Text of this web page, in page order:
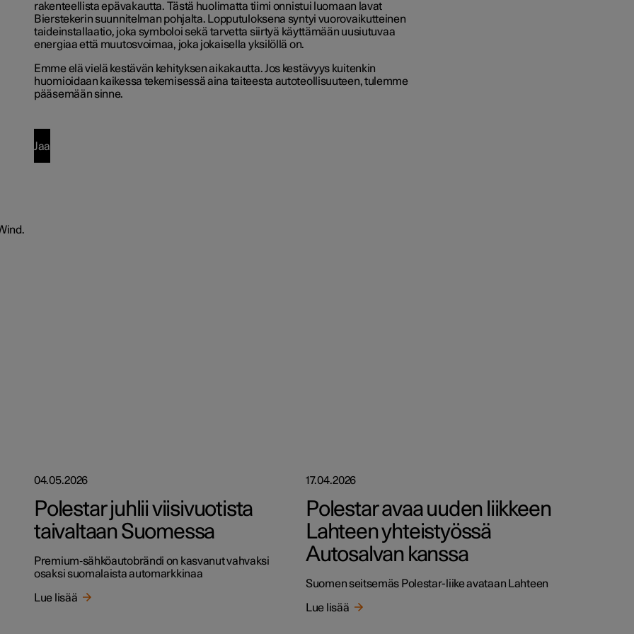
rakenteellista epävakautta. Tästä huolimatta tiimi onnistui luomaan lavat
Bierstekerin suunnitelman pohjalta. Lopputuloksena syntyi vuorovaikutteinen
taideinstallaatio, joka symboloi sekä tarvetta siirtyä käyttämään uusiutuvaa
energiaa että muutosvoimaa, joka jokaisella yksilöllä on.
Emme elä vielä kestävän kehityksen aikakautta. Jos kestävyys kuitenkin
huomioidaan kaikessa tekemisessä aina taiteesta autoteollisuuteen, tulemme
pääsemään sinne.
Jaa
04.05.2026
Polestar juhlii viisivuotista
taivaltaan Suomessa
Premium‑sähköautobrändi on kasvanut vahvaksi
osaksi suomalaista automarkkinaa
Lue lisää
17.04.2026
Polestar avaa uuden liikkeen
Lahteen yhteistyössä
Autosalvan kanssa
Suomen seitsemäs Polestar-liike avataan Lahteen
Lue lisää